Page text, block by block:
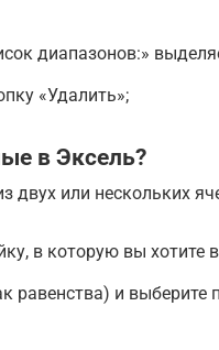
диапазонов:»
«Удалить»;
в Эксель?
двух или нескольких
в которую вы хотите
равенства) и